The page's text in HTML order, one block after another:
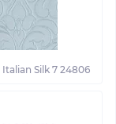
Italian Silk 7 24806